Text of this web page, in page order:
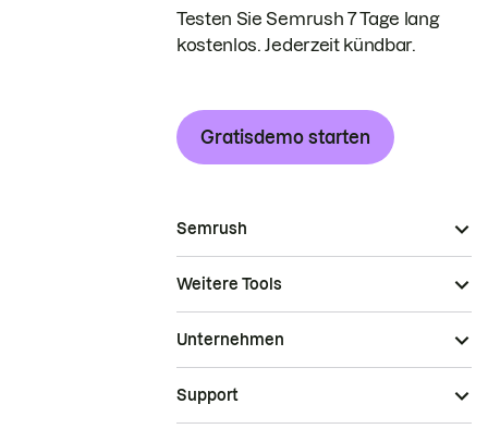
Testen Sie Semrush 7 Tage lang
kostenlos. Jederzeit kündbar.
Gratisdemo starten
Semrush
Weitere Tools
Unternehmen
Support